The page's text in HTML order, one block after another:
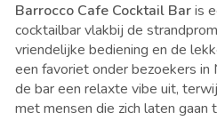
Barrocco Cafe Cocktail Baris
cocktailbar vlakbij de
vriendelijke bediening en de
een favoriet onder bezoekers
de bar een relaxte vibe uit,
met mensen die zich laten gaan